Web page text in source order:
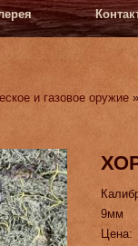
и газовое оружие
9мм
Цена: